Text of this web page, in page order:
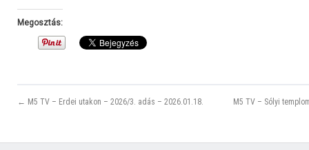
Megosztás:
← M5 TV – Erdei utakon – 2026/3. adás – 2026.01.18. M5 TV – Sólyi